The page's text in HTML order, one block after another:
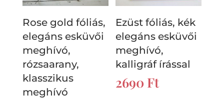
Rose gold fóliás,
elegáns esküvői
meghívó,
rózsaarany,
klasszikus
meghívó
Ezüst fóliás, kék
elegáns esküvői
meghívó,
kalligráf írással
2690 Ft